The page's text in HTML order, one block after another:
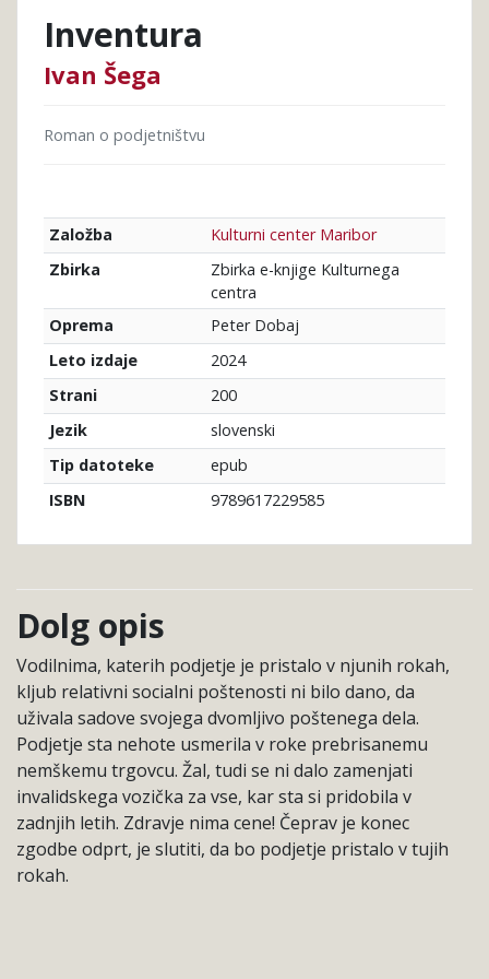
Inventura
Ivan Šega
Roman o podjetništvu
Založba
Kulturni center Maribor
Zbirka
Zbirka e-knjige Kulturnega
centra
Oprema
Peter Dobaj
Leto izdaje
2024
Strani
200
Jezik
slovenski
Tip datoteke
epub
ISBN
9789617229585
Dolg opis
Vodilnima, katerih podjetje je pristalo v njunih rokah,
kljub relativni socialni poštenosti ni bilo dano, da
uživala sadove svojega dvomljivo poštenega dela.
Podjetje sta nehote usmerila v roke prebrisanemu
nemškemu trgovcu. Žal, tudi se ni dalo zamenjati
invalidskega vozička za vse, kar sta si pridobila v
zadnjih letih. Zdravje nima cene! Čeprav je konec
zgodbe odprt, je slutiti, da bo podjetje pristalo v tujih
rokah.